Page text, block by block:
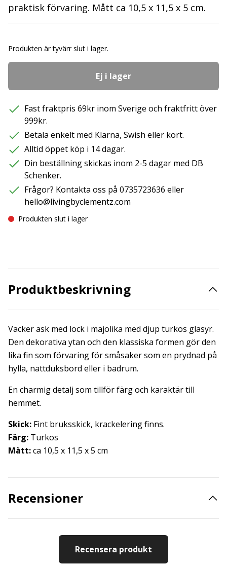
praktisk förvaring. Mått ca 10,5 x 11,5 x 5 cm.
Produkten är tyvärr slut i lager.
Ej i lager
Fast fraktpris 69kr inom Sverige och fraktfritt över
999kr.
Betala enkelt med Klarna, Swish eller kort.
Alltid öppet köp i 14 dagar.
Din beställning skickas inom 2-5 dagar med DB
Schenker.
Frågor? Kontakta oss på 0735723636 eller
hello@livingbyclementz.com
Produkten slut i lager
Produktbeskrivning
Vacker ask med lock i majolika med djup turkos glasyr.
Den dekorativa ytan och den klassiska formen gör den
lika fin som förvaring för småsaker som en prydnad på
hylla, nattduksbord eller i badrum.
En charmig detalj som tillför färg och karaktär till
hemmet.
Skick: Fint bruksskick, krackelering finns.
Färg: Turkos
Mått:ca 10,5 x 11,5 x 5 cm
Recensioner
Recensera produkt